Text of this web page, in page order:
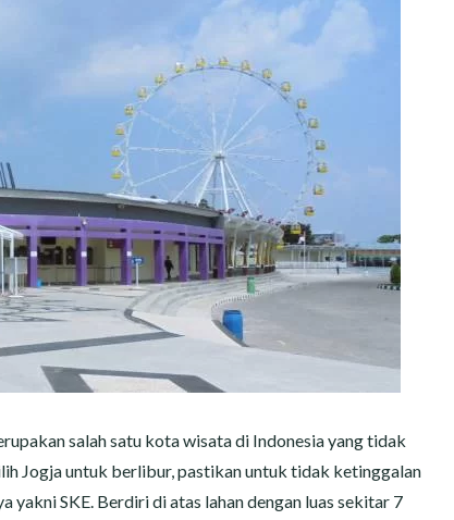
salah satu kota wisata di Indonesia yang tidak
Jogja untuk berlibur, pastikan untuk tidak ketinggalan
yakni SKE. Berdiri di atas lahan dengan luas sekitar 7